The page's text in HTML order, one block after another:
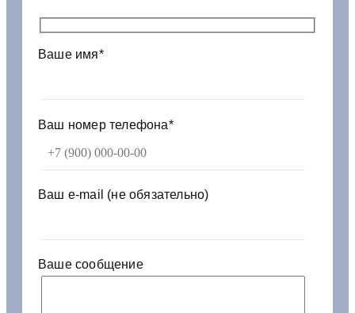
8
1
Ваше имя*
Ваш номер телефона*
Ваш e-mail (не обязательно)
Ваше сообщение